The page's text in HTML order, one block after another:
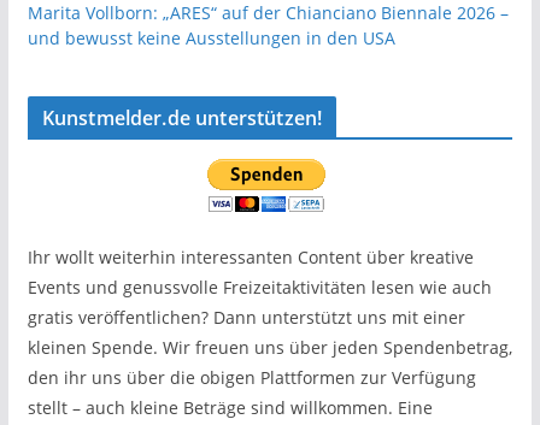
Marita Vollborn: „ARES“ auf der Chianciano Biennale 2026 –
und bewusst keine Ausstellungen in den USA
Kunstmelder.de unterstützen!
Ihr wollt weiterhin interessanten Content über kreative
Events und genussvolle Freizeitaktivitäten lesen wie auch
gratis veröffentlichen? Dann unterstützt uns mit einer
kleinen Spende. Wir freuen uns über jeden Spendenbetrag,
den ihr uns über die obigen Plattformen zur Verfügung
stellt – auch kleine Beträge sind willkommen. Eine